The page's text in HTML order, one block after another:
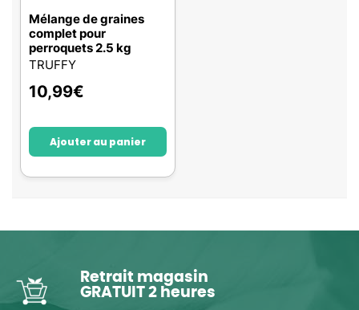
Mélange de graines
complet pour
perroquets 2.5 kg
TRUFFY
10,99€
Ajouter au panier
Retrait magasin
GRATUIT 2 heures